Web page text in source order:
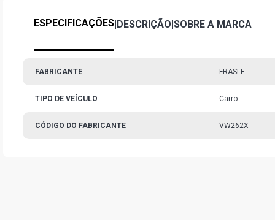
ESPECIFICAÇÕES|DESCRIÇÃO|SOBRE A MARCA
FABRICANTE FRASLE
TIPO DE VEÍCULO Carro
CÓDIGO DO FABRICANTE VW262X